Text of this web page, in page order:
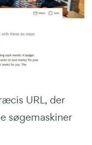
URL, der
søgemaskiner